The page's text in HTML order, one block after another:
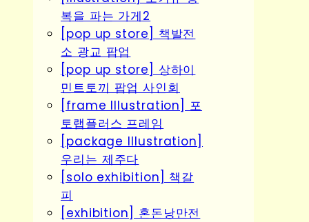
복을 파는 가게2
[pop up store] 책발전
소 광교 팝업
[pop up store] 상하이
민트토끼 팝업 사인회
[frame Illustration] 포
토랩플러스 프레임
[package Illustration]
우리는 제주다
[solo exhibition] 책갈
피
[exhibition] 혼돈낭만전